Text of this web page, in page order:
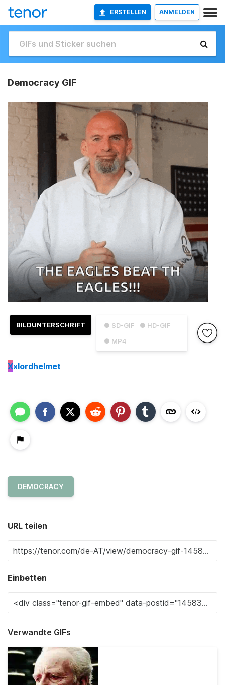
ERSTELLEN ANMELDEN
Democracy GIF
● SD-GIF
● HD-GIF
● MP4
BILDUNTERSCHRIFT
Xxlordhelmet
DEMOCRACY
URL teilen
Einbetten
Verwandte GIFs